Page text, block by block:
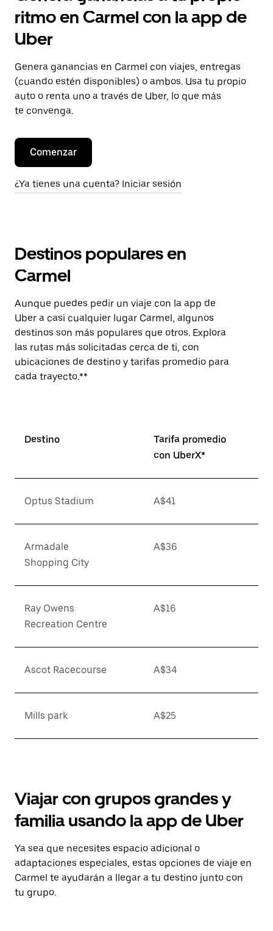
ritmo en Carmel con la app de
Uber
Genera ganancias en Carmel con viajes, entregas
(cuando estén disponibles) o ambos. Usa tu propio
auto o renta uno a través de Uber, lo que más
te convenga.
Comenzar
¿Ya tienes una cuenta? Iniciar sesión
Destinos populares en
Carmel
Aunque puedes pedir un viaje con la app de
Uber a casi cualquier lugar Carmel, algunos
destinos son más populares que otros. Explora
las rutas más solicitadas cerca de ti, con
ubicaciones de destino y tarifas promedio para
cada trayecto.**
Destino
Tarifa promedio
con UberX*
Optus Stadium A$41
Armadale
Shopping City
A$36
Ray Owens
Recreation Centre
A$16
Ascot Racecourse A$34
Mills park A$25
Viajar con grupos grandes y
familia usando la app de Uber
Ya sea que necesites espacio adicional o
adaptaciones especiales, estas opciones de viaje en
Carmel te ayudarán a llegar a tu destino junto con
tu grupo.